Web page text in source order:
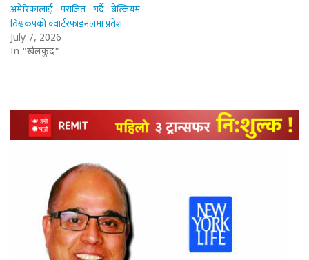
अमेरिकालाई पराजित गर्दै बेल्जियम
विश्वकपको क्वार्टरफाइनलमा प्रवेश
July 7, 2026
In "खेलकुद"